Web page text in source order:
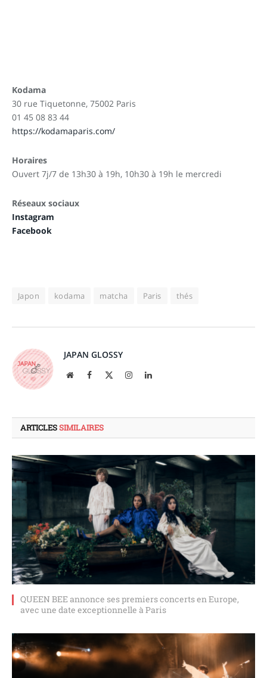
Kodama
30 rue Tiquetonne, 75002 Paris
01 45 08 83 44
https://kodamaparis.com/
Horaires
Ouvert 7j/7 de 13h30 à 19h, 10h30 à 19h le mercredi
Réseaux sociaux
Instagram
Facebook
Japon kodama matcha Paris thés
JAPAN GLOSSY
Site
Facebook InstagramLinkedIn
ARTICLESSIMILAIRES
QUEEN BEE annonce ses premiers concerts en Europe,
avec une date exceptionnelle à Paris